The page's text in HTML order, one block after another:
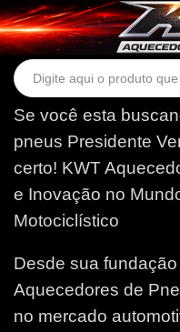
Se você esta
pneus Presidente
certo! KWT
e Inovação no
Motociclístico
Desde sua
Aquecedores de
no mercado